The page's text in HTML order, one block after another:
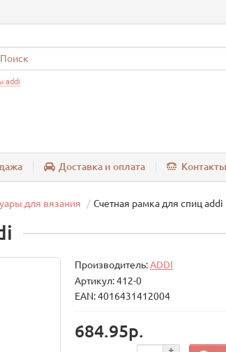
addi
Доставка и оплата Контакты
для вязания Счетная рамка для спиц addi
Производитель:ADDI
Артикул: 412-0
EAN: 4016431412004
684.95р.